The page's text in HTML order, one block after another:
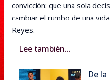
convicción: que una sola
cambiar el rumbo de una
Reyes.
Lee también...
De la